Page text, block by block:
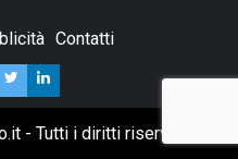
Contatti
- Tutti i diritti riservati